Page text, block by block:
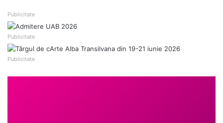
Publicitate
Publicitate
Publicitate